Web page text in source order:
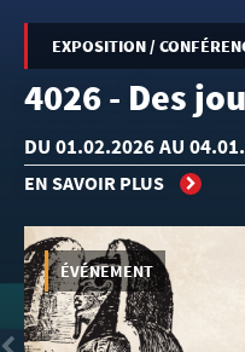
EXPOSITION /
4026 - Des
DU 01.02.2026 AU
EN SAVOIR PLUS
ÉVÉNEMENT